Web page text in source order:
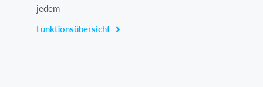
jedem
Funktionsübersicht